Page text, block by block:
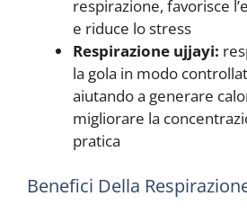
respirazione, favorisce
e riduce lo stress
Respirazione ujjayi:
la gola in modo
aiutando a generare
migliorare la
pratica
Benefici Della